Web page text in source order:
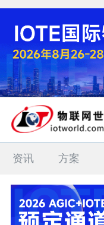
资讯 方案